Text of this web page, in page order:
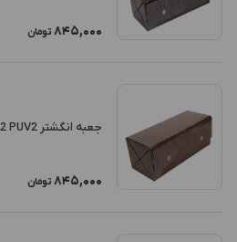
845,000 تومان
جعبه انگشتر UAP2 PUV2
845,000 تومان